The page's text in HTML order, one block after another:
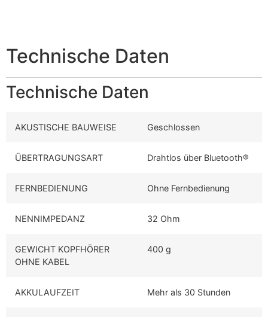
Technische Daten
Technische Daten
AKUSTISCHE BAUWEISE Geschlossen
ÜBERTRAGUNGSART Drahtlos über Bluetooth®
FERNBEDIENUNG Ohne Fernbedienung
NENNIMPEDANZ 32 Ohm
GEWICHT KOPFHÖRER
OHNE KABEL
400 g
AKKULAUFZEIT Mehr als 30 Stunden